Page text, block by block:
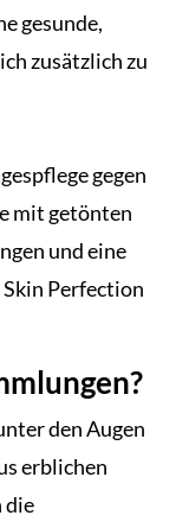
gesunde,
zusätzlich zu
gegen
mit getönten
und eine
Perfection
den Augen
erblichen
die